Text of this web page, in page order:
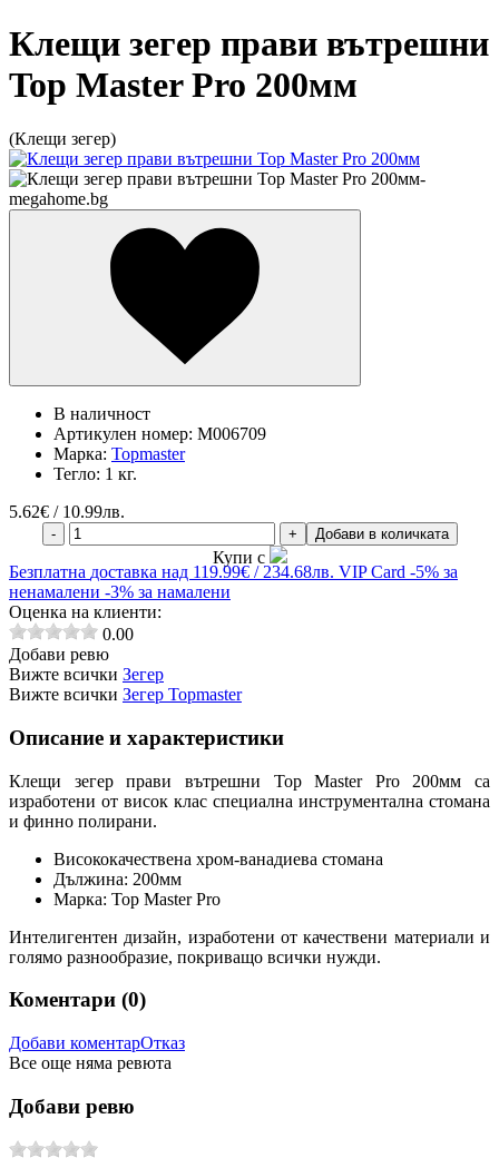
Клещи зегер прави вътрешни
Top Master Pro 200мм
(Клещи зегер)
В наличност
Артикулен номер: M006709
Марка: Topmaster
Тегло: 1 кг.
5.62€ / 10.99лв.
- + Добави в количката
Купи с
Безплатна доставка над 119.99€ / 234.68лв. VIP Card -5% за
ненамалени -3% за намалени
Оценка на клиенти:
0.00
Добави ревю
Вижте всички Зегер
Вижте всички Зегер Topmaster
Описание и характеристики
Клещи зегер прави вътрешни Top Master Pro 200мм са
изработени от висок клас специална инструментална стомана
и финно полирани.
Висококачествена хром-ванадиева стомана
Дължина: 200мм
Марка: Top Master Pro
Интелигентен дизайн, изработени от качествени материали и
голямо разнообразие, покриващо всички нужди.
Коментари (0)
Добави коментарОтказ
Все още няма ревюта
Добави ревю